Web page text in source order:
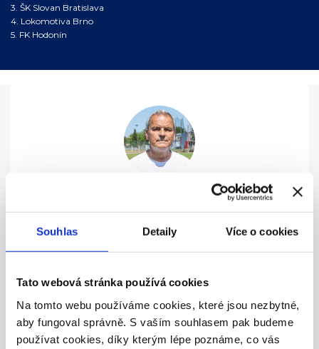
Souhlas Detaily Více o cookies
Tato webová stránka používá cookies
Na tomto webu používáme cookies, které jsou nezbytné,
aby fungoval správně. S vaším souhlasem pak budeme
používat cookies, díky kterým lépe poznáme, co vás
3. ŠK Slovan Bratislava
4. Lokomotiva Brno
5. FK Hodonín
Zápasy měly náboj, atmosféru. Rodiče mohutně
povzbuzovali své týmy. Celkem turnaj navštívilo
kolem 1500 diváků. Myslím, že kromě fanoušků si
Alexandr Hrabal
Předseda FOSFA MSK Břeclav